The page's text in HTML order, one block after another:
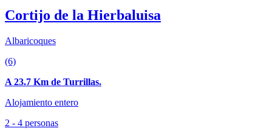
Cortijo de la Hierbaluisa
Albaricoques
(6)
A 23.7 Km de Turrillas.
Alojamiento entero
2 - 4 personas